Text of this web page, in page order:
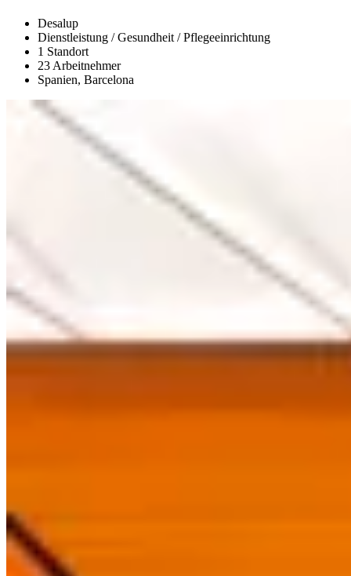
Desalup
Dienstleistung / Gesundheit / Pflegeeinrichtung
1 Standort
23 Arbeitnehmer
Spanien, Barcelona